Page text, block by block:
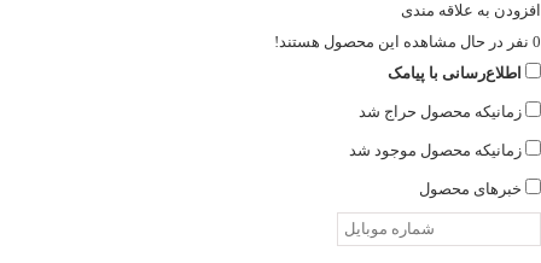
افزودن به علاقه مندی
0 نفر در حال مشاهده این محصول هستند!
اطلاع‌رسانی با پیامک
زمانیکه محصول حراج شد
زمانیکه محصول موجود شد
خبرهای محصول